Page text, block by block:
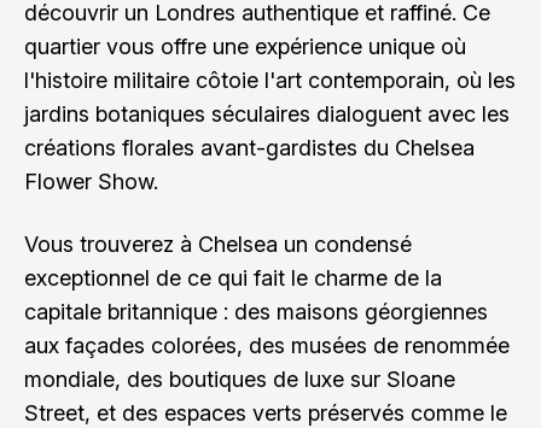
découvrir un Londres authentique et raffiné. Ce
quartier vous offre une expérience unique où
l'histoire militaire côtoie l'art contemporain, où les
jardins botaniques séculaires dialoguent avec les
créations florales avant-gardistes du Chelsea
Flower Show.
Vous trouverez à Chelsea un condensé
exceptionnel de ce qui fait le charme de la
capitale britannique : des maisons géorgiennes
aux façades colorées, des musées de renommée
mondiale, des boutiques de luxe sur Sloane
Street, et des espaces verts préservés comme le